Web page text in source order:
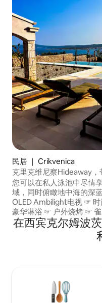
民居 ｜ Crikvenica
克里克维尼察Hideaway，
池
您可以在私人泳池中尽情
域，同时俯瞰地中海的深蓝色。 ☞
OLED Ambilight电视 ☞ 时尚卫生间，配备
豪华淋浴 ☞ 户外烧烤 ☞ 雀
高速无线网络500 Mb/s ☞
滩入口和鹅卵石涂层 ☞ 户外
华休息室区域 ☞步行15分
在西宾克尔姆波